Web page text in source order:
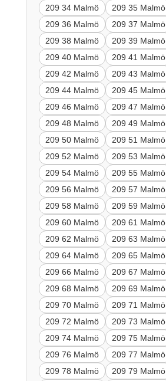
209 34 Malmö
209 35 Malmö
209 36 Malmö
209 37 Malmö
209 38 Malmö
209 39 Malmö
209 40 Malmö
209 41 Malmö
209 42 Malmö
209 43 Malmö
209 44 Malmö
209 45 Malmö
209 46 Malmö
209 47 Malmö
209 48 Malmö
209 49 Malmö
209 50 Malmö
209 51 Malmö
209 52 Malmö
209 53 Malmö
209 54 Malmö
209 55 Malmö
209 56 Malmö
209 57 Malmö
209 58 Malmö
209 59 Malmö
209 60 Malmö
209 61 Malmö
209 62 Malmö
209 63 Malmö
209 64 Malmö
209 65 Malmö
209 66 Malmö
209 67 Malmö
209 68 Malmö
209 69 Malmö
209 70 Malmö
209 71 Malmö
209 72 Malmö
209 73 Malmö
209 74 Malmö
209 75 Malmö
209 76 Malmö
209 77 Malmö
209 78 Malmö
209 79 Malmö